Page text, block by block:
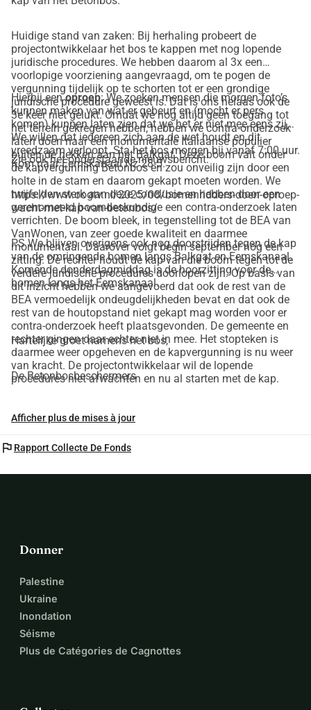
Huidige stand van zaken: Bij herhaling probeert de
projectontwikkelaar het bos te kappen met nog lopende
juridische procedures. We hebben daarom al 3x een
voorlopige voorziening aangevraagd, om te pogen de
vergunning tijdelijk op te schorten tot er een grondige
juridische procedure geweest is. Dat is ons helaas ook de
3e keer niet gelukt. Omdat we nog altijd geen toegang tot
het terrein gekregen hebben, hebben we contra-onderzoek
laten doen naar een monumentale Italiaanse populier
buiten de hekken aan het Balkgat. Deze boom valt onder
de kapvergunning Betonbos en zou onveilig zijn door een
holte in de stam en daarom gekapt moeten worden. We
twijfelden sterk aan deze conclusie en hebben door een
gerenomeerd boomdeskundige een contra-onderzoek laten
verrichten. De boom bleek, in tegenstelling tot de BEA van
VanWonen, van zeer goede kwaliteit en daarmee
monumentaal. Daarover volgt begin september nog een
zitting. De rechter houdt de kap van die boom tegen tot de
verdere juridische procedures doorlopen zijn. Op basis van
dit inzicht hebben we aangevoerd dat ook de rest van de
BEA vermoedelijk ondeugdelijkheden bevat en dat ook de
rest van de houtopstand niet gekapt mag worden voor er
contra-onderzoek heeft plaatsgevonden. De gemeente en
rechter gingen daar echter niet in mee. Het stopteken is
daarmee weer opgeheven en de kapvergunning is nu weer
van kracht. De projectontwikkelaar wil de lopende
procedures niet afwachten en nu al starten met de kap.
Hierbij eenoproep: We zoeken mensen die morgen foto’s
kunnen maken van wat er gebeurt en (mocht er pers
komen) kunnen laten zien dat we het er niet mee eens zijn.
We willen dat iedereen zich aan de wet houdt en dit
vreedzaam verloopt. Sta het bos morgen bij vanaf 7:00 uur.
Kom naar Eemskanaal Nz 28-5.
Zie ook het onderstaande nieuwsbericht:
https://www.oogtv.nl/2025/08/bomenridders-doen-oproep-
wacht-met-kap-van-betonbos/
PS We blijven overigens ook nog doorstrijden tegen de kap
van de omringende bomen langs Balkgat en Eemskanaal.
Komende donderdagmiddag is de hoorzitting voor de
bomen langs het Eemskanaal.
Hartelijke groet namens het bos,
De Betonbosbeschermers
Afficher plus de mises à jour
flag Rapport Collecte De Fonds
Donner
Palestine
Ukraine
Inondation
Séisme
Plus de Catégories de Cagnottes